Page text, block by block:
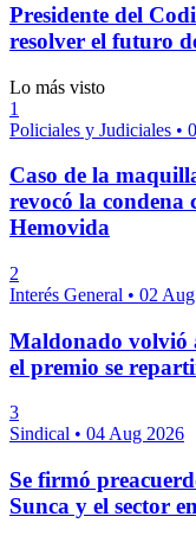
Presidente del
resolver el futuro
Lo más visto
1
Policiales y Judiciales •
Caso de la
revocó la
Hemovida
2
Interés General • 02
Maldonado volvió
el premio se
3
Sindical • 04 Aug 2026
Se firmó
Sunca y el sector